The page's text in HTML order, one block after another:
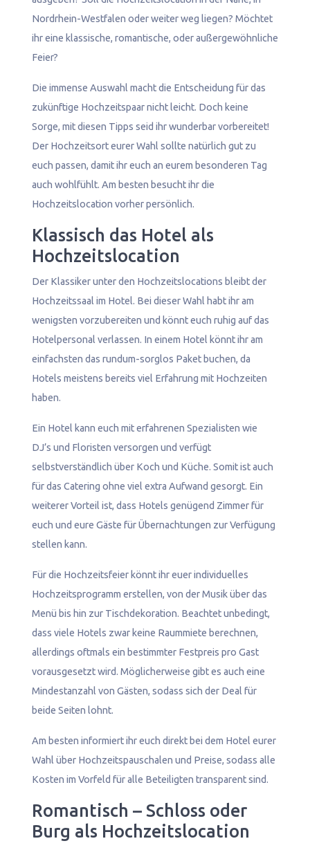
Nordrhein-Westfalen oder weiter weg liegen? Möchtet
ihr eine klassische, romantische, oder außergewöhnliche
Feier?
Die immense Auswahl macht die Entscheidung für das
zukünftige Hochzeitspaar nicht leicht. Doch keine
Sorge, mit diesen Tipps seid ihr wunderbar vorbereitet!
Der Hochzeitsort eurer Wahl sollte natürlich gut zu
euch passen, damit ihr euch an eurem besonderen Tag
auch wohlfühlt. Am besten besucht ihr die
Hochzeitslocation vorher persönlich.
Klassisch das Hotel als
Hochzeitslocation
Der Klassiker unter den Hochzeitslocations bleibt der
Hochzeitssaal im Hotel. Bei dieser Wahl habt ihr am
wenigsten vorzubereiten und könnt euch ruhig auf das
Hotelpersonal verlassen. In einem Hotel könnt ihr am
einfachsten das rundum-sorglos Paket buchen, da
Hotels meistens bereits viel Erfahrung mit Hochzeiten
haben.
Ein Hotel kann euch mit erfahrenen Spezialisten wie
DJ’s und Floristen versorgen und verfügt
selbstverständlich über Koch und Küche. Somit ist auch
für das Catering ohne viel extra Aufwand gesorgt. Ein
weiterer Vorteil ist, dass Hotels genügend Zimmer für
euch und eure Gäste für Übernachtungen zur Verfügung
stellen kann.
Für die Hochzeitsfeier könnt ihr euer individuelles
Hochzeitsprogramm erstellen, von der Musik über das
Menü bis hin zur Tischdekoration. Beachtet unbedingt,
dass viele Hotels zwar keine Raummiete berechnen,
allerdings oftmals ein bestimmter Festpreis pro Gast
vorausgesetzt wird. Möglicherweise gibt es auch eine
Mindestanzahl von Gästen, sodass sich der Deal für
beide Seiten lohnt.
Am besten informiert ihr euch direkt bei dem Hotel eurer
Wahl über Hochzeitspauschalen und Preise, sodass alle
Kosten im Vorfeld für alle Beteiligten transparent sind.
Romantisch – Schloss oder
Burg als Hochzeitslocation